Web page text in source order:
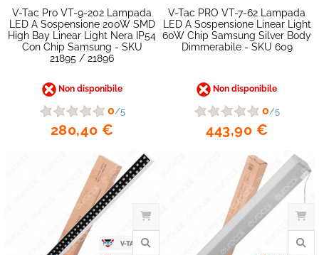
V-Tac Pro VT-9-202 Lampada
LED A Sospensione 200W SMD
High Bay Linear Light Nera IP54
Con Chip Samsung - SKU
21895 / 21896
Non disponibile
0/5
280,40 €
V-Tac PRO VT-7-62 Lampada
LED A Sospensione Linear Light
60W Chip Samsung Silver Body
Dimmerabile - SKU 609
Non disponibile
0/5
443,90 €